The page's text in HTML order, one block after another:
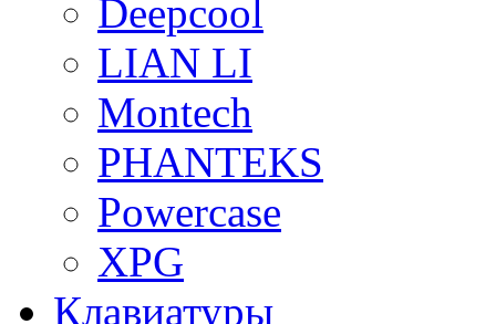
Deepcool
LIAN LI
Montech
PHANTEKS
Powercase
XPG
Клавиатуры